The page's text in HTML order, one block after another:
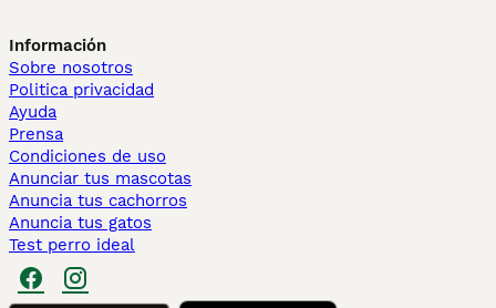
Información
Sobre nosotros
Politica privacidad
Ayuda
Prensa
Condiciones de uso
Anunciar tus mascotas
Anuncia tus cachorros
Anuncia tus gatos
Test perro ideal